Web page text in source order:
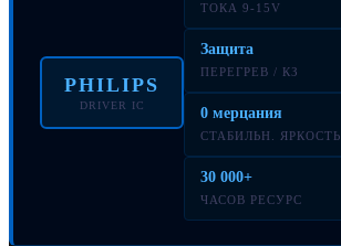
PHILIPS
DRIVER IC
ТОКА 9-15V
Защита
ПЕРЕГРЕВ / КЗ
0 мерцания
СТАБИЛЬН. ЯРКОСТЬ
30 000+
ЧАСОВ РЕСУРС